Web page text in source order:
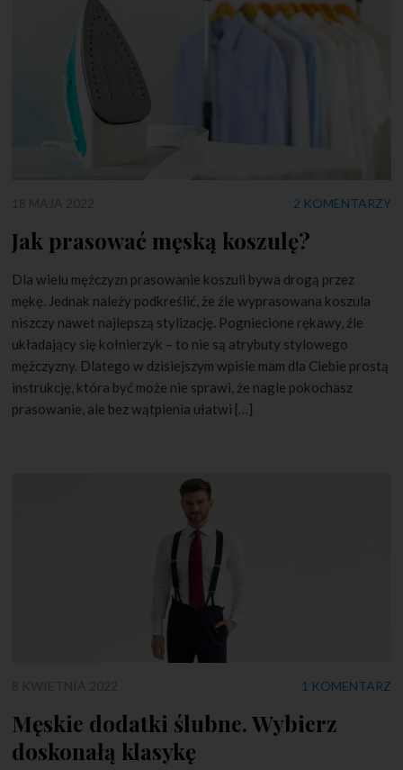
2 KOMENTARZY
Jak prasować męską koszulę?
Dla wielu mężczyzn prasowanie koszuli bywa drogą przez
mękę. Jednak należy podkreślić, że źle wyprasowana koszula
niszczy nawet najlepszą stylizację. Pogniecione rękawy, źle
układający się kołnierzyk – to nie są atrybuty stylowego
mężczyzny. Dlatego w dzisiejszym wpisie mam dla Ciebie prostą
instrukcję, która być może nie sprawi, że nagle pokochasz
prasowanie, ale bez wątpienia ułatwi […]
1 KOMENTARZ
Męskie dodatki ślubne. Wybierz
doskonałą klasykę